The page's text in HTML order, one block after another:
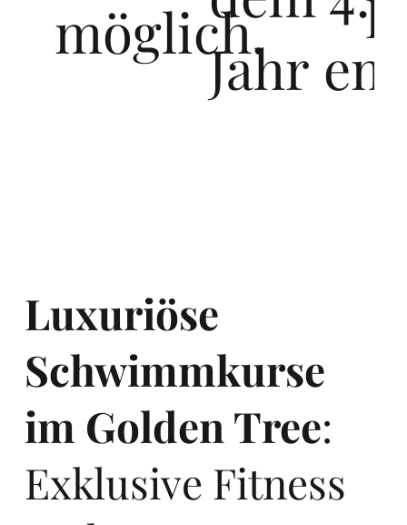
möglich.
Jahr
Luxuriöse
Schwimmkurse
im Golden Tree:
Exklusive Fitness